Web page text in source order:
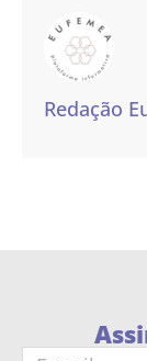
Redação